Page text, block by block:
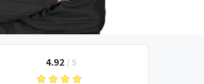
4.92 / 5